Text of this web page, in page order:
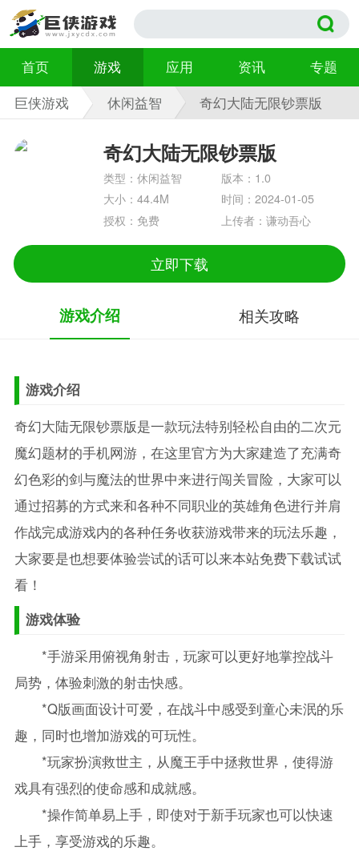
首页 游戏 应用 资讯
专题
巨侠游戏
休闲益智
奇幻大陆无限钞票版
奇幻大陆无限钞票版
类型：休闲益智
版本：1.0
大小：44.4M
时间：2024-01-05
授权：免费
上传者：谦动吾心
立即下载
游戏介绍 相关攻略
游戏介绍
奇幻大陆无限钞票版是一款玩法特别轻松自由的二次元
魔幻题材的手机网游，在这里官方为大家建造了充满奇
幻色彩的剑与魔法的世界中来进行闯关冒险，大家可以
通过招募的方式来和各种不同职业的英雄角色进行并肩
作战完成游戏内的各种任务收获游戏带来的玩法乐趣，
大家要是也想要体验尝试的话可以来本站免费下载试试
看！
游戏体验
*手游采用俯视角射击，玩家可以更好地掌控战斗
局势，体验刺激的射击快感。
*Q版画面设计可爱，在战斗中感受到童心未泯的乐
趣，同时也增加游戏的可玩性。
*玩家扮演救世主，从魔王手中拯救世界，使得游
戏具有强烈的使命感和成就感。
*操作简单易上手，即使对于新手玩家也可以快速
上手，享受游戏的乐趣。